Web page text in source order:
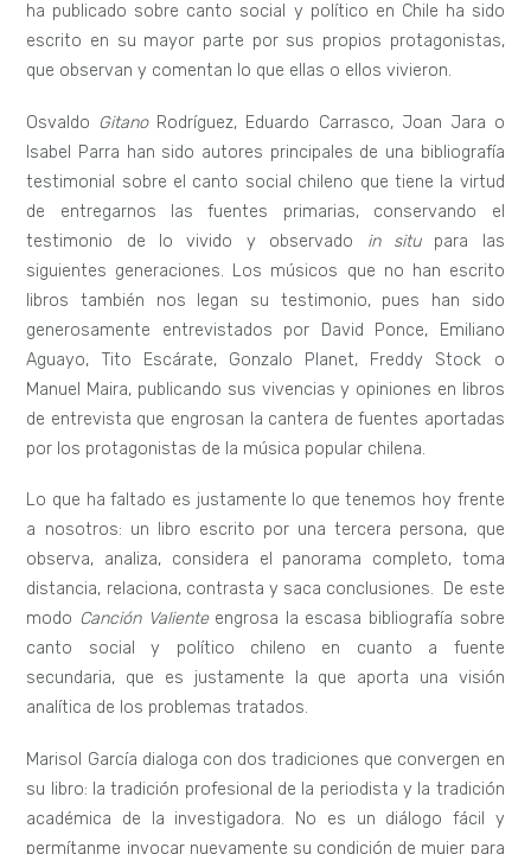
ha publicado sobre canto social y político en Chile ha sido
escrito en su mayor parte por sus propios protagonistas,
que observan y comentan lo que ellas o ellos vivieron.
Osvaldo GitanoRodríguez, Eduardo Carrasco, Joan Jara o
Isabel Parra han sido autores principales de una bibliografía
testimonial sobre el canto social chileno que tiene la virtud
de entregarnos las fuentes primarias, conservando el
testimonio de lo vivido y observado in situpara las
siguientes generaciones. Los músicos que no han escrito
libros también nos legan su testimonio, pues han sido
generosamente entrevistados por David Ponce, Emiliano
Aguayo, Tito Escárate, Gonzalo Planet, Freddy Stock o
Manuel Maira, publicando sus vivencias y opiniones en libros
de entrevista que engrosan la cantera de fuentes aportadas
por los protagonistas de la música popular chilena.
Lo que ha faltado es justamente lo que tenemos hoy frente
a nosotros: un libro escrito por una tercera persona, que
observa, analiza, considera el panorama completo, toma
distancia, relaciona, contrasta y saca conclusiones. De este
modo Canción Valienteengrosa la escasa bibliografía sobre
canto social y político chileno en cuanto a fuente
secundaria, que es justamente la que aporta una visión
analítica de los problemas tratados.
Marisol García dialoga con dos tradiciones que convergen en
su libro: la tradición profesional de la periodista y la tradición
académica de la investigadora. No es un diálogo fácil y
permítanme invocar nuevamente su condición de mujer para